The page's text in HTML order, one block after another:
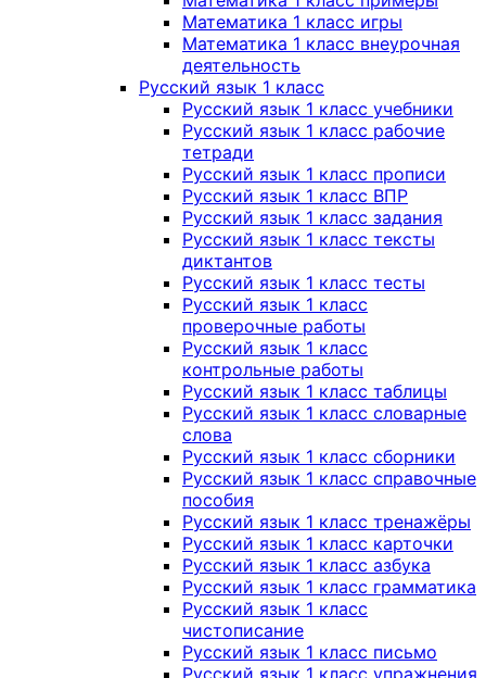
Математика 1 класс игры
Математика 1 класс внеурочная
деятельность
Русский язык 1 класс
Русский язык 1 класс учебники
Русский язык 1 класс рабочие
тетради
Русский язык 1 класс прописи
Русский язык 1 класс ВПР
Русский язык 1 класс задания
Русский язык 1 класс тексты
диктантов
Русский язык 1 класс тесты
Русский язык 1 класс
проверочные работы
Русский язык 1 класс
контрольные работы
Русский язык 1 класс таблицы
Русский язык 1 класс словарные
слова
Русский язык 1 класс сборники
Русский язык 1 класс справочные
пособия
Русский язык 1 класс тренажёры
Русский язык 1 класс карточки
Русский язык 1 класс азбука
Русский язык 1 класс грамматика
Русский язык 1 класс
чистописание
Русский язык 1 класс письмо
Русский язык 1 класс упражнения